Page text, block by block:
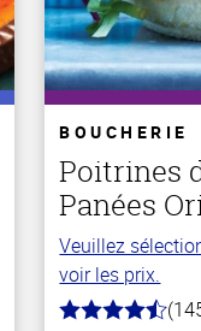
BOUCHERIE
Poitrines
Panées
Veuillez
voir les prix.
4.5